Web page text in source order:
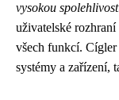
vysokou
uživatelské
všech funkcí.
systémy a zařízení,